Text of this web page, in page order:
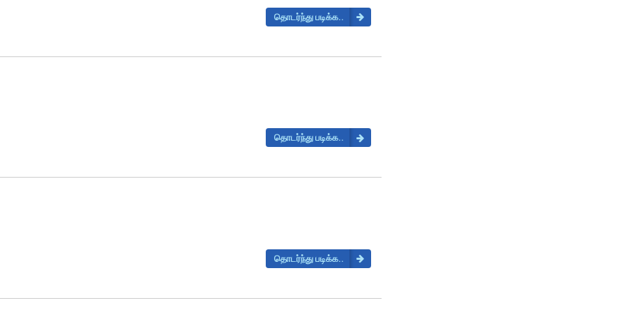
தொடர்ந்து படிக்க..
தொடர்ந்து படிக்க..
தொடர்ந்து படிக்க..